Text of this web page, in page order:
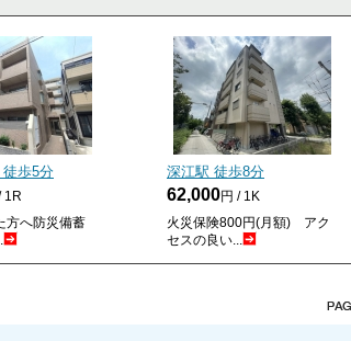
徒歩5分
1R
方へ防災備蓄
深江駅 徒歩8分
62,000円 / 1K
火災保険800円(月額) アク
セスの良い...